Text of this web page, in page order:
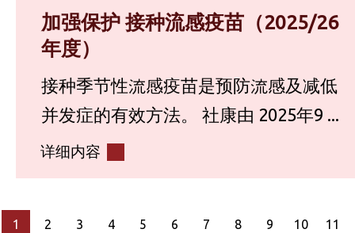
加强保护 接种流感疫苗（2025/26
年度）
接种季节性流感疫苗是预防流感及减低
并发症的有效方法。 社康由 2025年9 ...
详细内容
1 2 3 4 5 6 7 8 9 10
11